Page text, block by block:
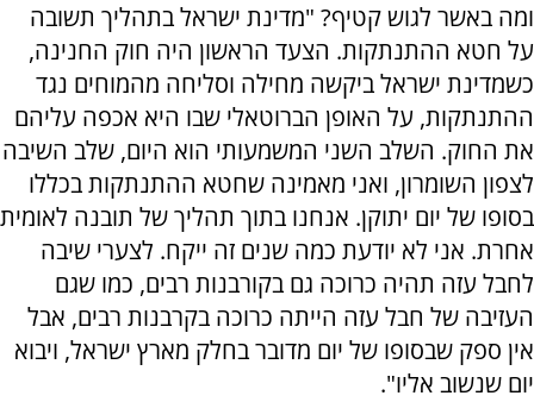
ומה באשר לגוש קטיף? "מדינת ישראל בתהליך תשובה
על חטא ההתנתקות. הצעד הראשון היה חוק החנינה,
כשמדינת ישראל ביקשה מחילה וסליחה מהמוחים נגד
ההתנתקות, על האופן הברוטאלי שבו היא אכפה עליהם
את החוק. השלב השני המשמעותי הוא היום, שלב השיבה
לצפון השומרון, ואני מאמינה שחטא ההתנתקות בכללו
בסופו של יום יתוקן. אנחנו בתוך תהליך של תובנה לאומית
אחרת. אני לא יודעת כמה שנים זה ייקח. לצערי שיבה
לחבל עזה תהיה כרוכה גם בקורבנות רבים, כמו שגם
העזיבה של חבל עזה הייתה כרוכה בקרבנות רבים, אבל
אין ספק שבסופו של יום מדובר בחלק מארץ ישראל, ויבוא
יום שנשוב אליו".